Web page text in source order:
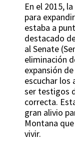
En el 2015,
para
estaba a
destacado
al Senate
eliminación
expansión
escuchar los
ser testigos
correcta.
gran alivio
Montana
vivir.